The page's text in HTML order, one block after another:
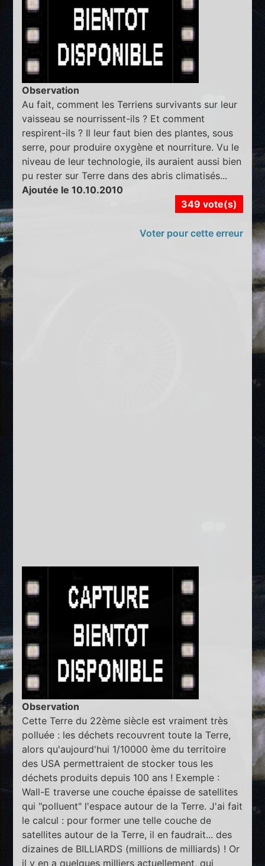
Observation
Au fait, comment les Terriens survivants sur leur
vaisseau se nourrissent-ils ? Et comment
respirent-ils ? Il leur faut bien des plantes, sous
serre, pour produire oxygène et nourriture. Vu le
niveau de leur technologie, ils auraient aussi bien
pu rester sur Terre dans des abris climatisés...
Ajoutée le 10.10.2010
349 vote(s)
Voter pour cette erreur
Observation
Cette Terre du 22ème siècle est vraiment très
polluée : les déchets recouvrent toute la Terre,
alors qu'aujourd'hui 1/10000 ème du territoire
des USA permettraient de stocker tous les
déchets produits depuis 100 ans ! Exemple :
Wall-E traverse une couche épaisse de satellites
qui "polluent" l'espace autour de la Terre. J'ai fait
le calcul : pour former une telle couche de
satellites autour de la Terre, il en faudrait... des
dizaines de BILLIARDS (millions de milliards) ! Or
il y en a quelques milliers actuellement, qui